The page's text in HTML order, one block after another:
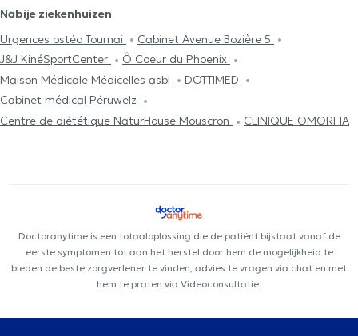
Nabije ziekenhuizen
Urgences ostéo Tournai
Cabinet Avenue Bozière 5
J&J KinéSportCenter
Ô Coeur du Phoenix
Maison Médicale Médicelles asbl
DOTTIMED
Cabinet médical Péruwelz
Centre de diététique NaturHouse Mouscron
CLINIQUE OMORFIA
Doctoranytime is een totaaloplossing die de patiënt bijstaat vanaf de
eerste symptomen tot aan het herstel door hem de mogelijkheid te
bieden de beste zorgverlener te vinden, advies te vragen via chat en met
hem te praten via Videoconsultatie.